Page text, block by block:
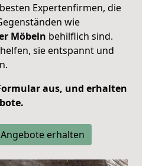
Expertenfirmen, die
wie
Möbeln behilflich sind.
sie entspannt und
aus, und erhalten
erhalten